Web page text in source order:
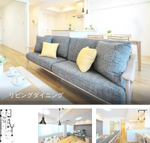
リビングダイニング